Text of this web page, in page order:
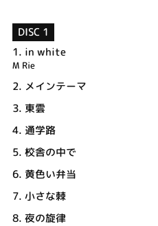
DISC 1
1. in white
M Rie
2. メインテーマ
3. 東雲
4. 通学路
5. 校舎の中で
6. 黄色い弁当
7. 小さな棘
8. 夜の旋律